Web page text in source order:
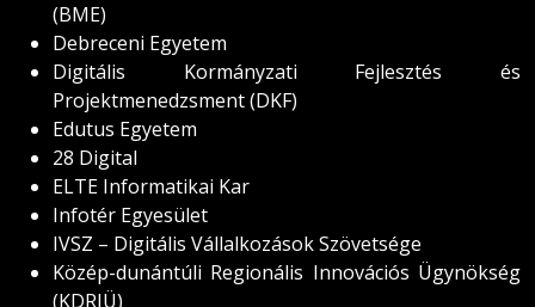
(BME)
Debreceni Egyetem
Digitális Kormányzati Fejlesztés és
Projektmenedzsment (DKF)
Edutus Egyetem
28 Digital
ELTE Informatikai Kar
Infotér Egyesület
IVSZ – Digitális Vállalkozások Szövetsége
Közép-dunántúli Regionális Innovációs Ügynökség
(KDRIÜ)